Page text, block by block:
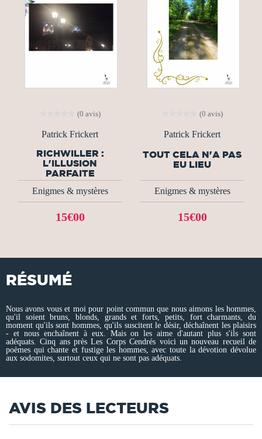
(0 avis)
Patrick Frickert
RICHWILLER :
L'ILLUSION
PARFAITE
Enigmes & mystères
15€00
(0 avis)
Patrick Frickert
TOUT CELA N'A PAS
EU LIEU
Enigmes & mystères
15€00
RÉSUMÉ
Nous avons vous et moi pour point commun que nous aimons les hommes,
qu'il soient bruns, blonds, grands et forts, petits, fort charmants, du
moment qu'ils sont hommes, qu'ils suscitent le désir, déchaînent les plaisirs
- et nous enchaînent à eux. Mais on les aime d'autant plus s'ils sont
adéquats. Cinq ans près Les Corps Cendrés voici un nouveau recueil de
poèmes qui chante et fustige les hommes, avec toute la dévotion dévolue
aux sodomites, surtout ceux qui ne sont pas adéquats.
AVIS DES LECTEURS